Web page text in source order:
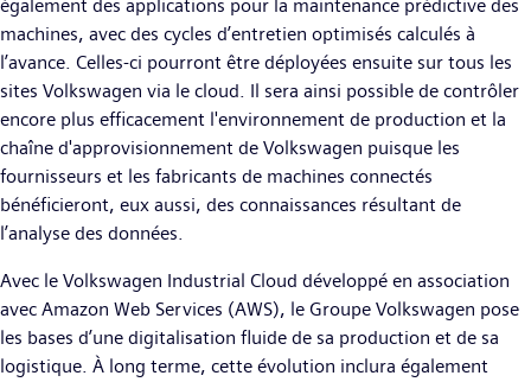
également des applications pour la maintenance prédictive des
machines, avec des cycles d’entretien optimisés calculés à
l’avance. Celles-ci pourront être déployées ensuite sur tous les
sites Volkswagen via le cloud. Il sera ainsi possible de contrôler
encore plus efficacement l'environnement de production et la
chaîne d'approvisionnement de Volkswagen puisque les
fournisseurs et les fabricants de machines connectés
bénéficieront, eux aussi, des connaissances résultant de
l’analyse des données.
Avec le Volkswagen Industrial Cloud développé en association
avec Amazon Web Services (AWS), le Groupe Volkswagen pose
les bases d’une digitalisation fluide de sa production et de sa
logistique. À long terme, cette évolution inclura également